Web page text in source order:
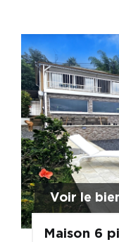
Voir le
Maison 6